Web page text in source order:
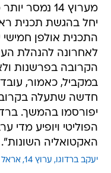
מערוץ 14
יחל בהגשת תכנית
התכנית אולפן
לאחרונה להנהלת
הקרובה בפרשנות
במקביל, כאמור,
חדשה שתעלה בקרוב.
יפורסמו בהמשך.
הפוליטי ויופיע
האקטואליה השונות".
יעקב ברדוגו ערוץ 14 אראל